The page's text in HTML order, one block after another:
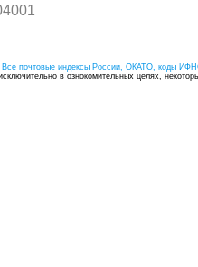
Все почтовые индексы России, ОКАТО, коды
в ознокомительных целях,